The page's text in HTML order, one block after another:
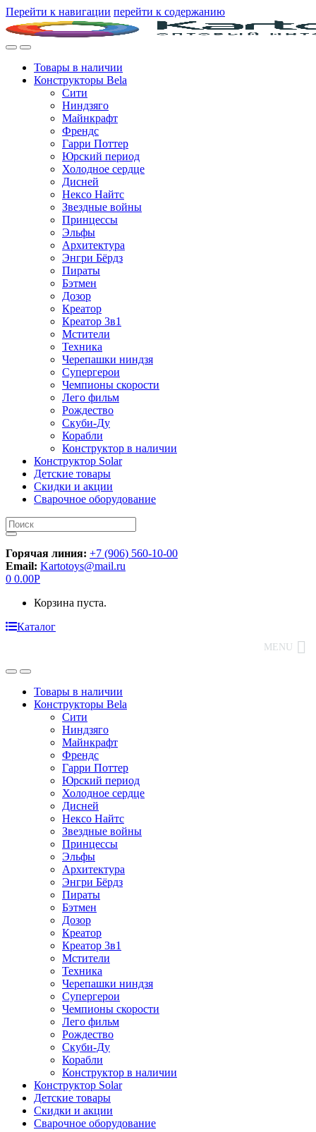
Перейти к навигации перейти к содержанию
Товары в наличии
Конструкторы Bela
Сити
Ниндзяго
Майнкрафт
Френдс
Гарри Поттер
Юрский период
Холодное сердце
Дисней
Нексо Найтс
Звездные войны
Принцессы
Эльфы
Архитектура
Энгри Бёрдз
Пираты
Бэтмен
Дозор
Креатор
Креатор 3в1
Мстители
Техника
Черепашки ниндзя
Супергерои
Чемпионы скорости
Лего фильм
Рождество
Скуби-Ду
Корабли
Конструктор в наличии
Конструктор Solar
Детские товары
Скидки и акции
Сварочное оборудование
Искать:
Горячая линия: +7 (906) 560-10-00
Email: Kartotoys@mail.ru
0 0.00Р
Корзина пуста.
Каталог
MENU
Товары в наличии
Конструкторы Bela
Сити
Ниндзяго
Майнкрафт
Френдс
Гарри Поттер
Юрский период
Холодное сердце
Дисней
Нексо Найтс
Звездные войны
Принцессы
Эльфы
Архитектура
Энгри Бёрдз
Пираты
Бэтмен
Дозор
Креатор
Креатор 3в1
Мстители
Техника
Черепашки ниндзя
Супергерои
Чемпионы скорости
Лего фильм
Рождество
Скуби-Ду
Корабли
Конструктор в наличии
Конструктор Solar
Детские товары
Скидки и акции
Сварочное оборудование